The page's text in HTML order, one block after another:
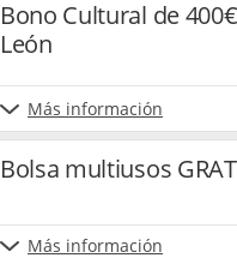
Bono Cultural de
León
Más información
Bolsa multiusos
Más información